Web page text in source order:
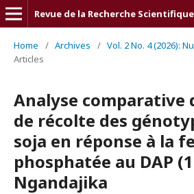
Revue de la Recherche Scientifique
Home / Archives / Vol. 2 No. 4 (2026):
Articles
Analyse comparative
de récolte des
soja en réponse à la
phosphatée au DAP
Ngandajika